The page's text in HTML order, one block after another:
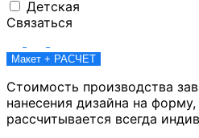
Детская
Связаться
Макет + РАСЧЕТ
Стоимость производства
нанесения дизайна на
рассчитывается всегда